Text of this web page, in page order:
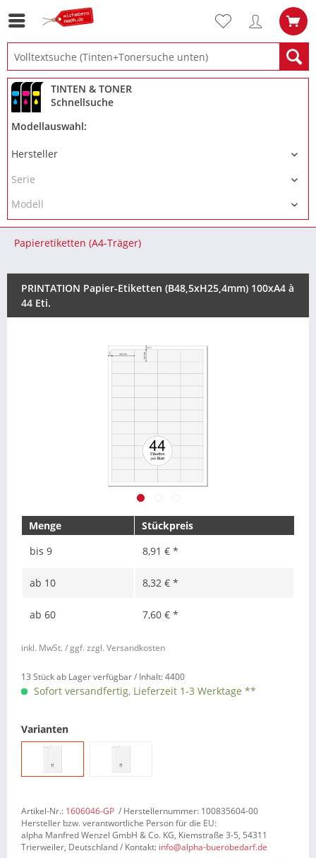
TINTEN & TONER
Schnellsuche
Modellauswahl:
Papieretiketten (A4-Träger)
PRINTATION Papier-Etiketten (B48,5xH25,4mm) 100xA4 à
44 Eti.
Menge
Stückpreis
bis 9 8,91 € *
ab 10 8,32 € *
ab 60 7,60 € *
inkl. MwSt. / ggf. zzgl. Versandkosten
13 Stück ab Lager verfügbar / Inhalt:4400
Sofort versandfertig, Lieferzeit 1-3 Werktage **
Varianten
Artikel-Nr.: 1606046-GP / Herstellernummer: 100835604-00
Hersteller bzw. verantwortliche Person für die EU:
alpha Manfred Wenzel GmbH & Co. KG, Kiemstraße 3-5, 54311
Trierweiler, Deutschland / Kontakt: info@alpha-buerobedarf.de